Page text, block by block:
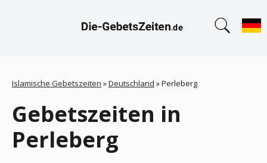
Islamische Gebetszeiten »Deutschland »Perleberg
Gebetszeiten in
Perleberg